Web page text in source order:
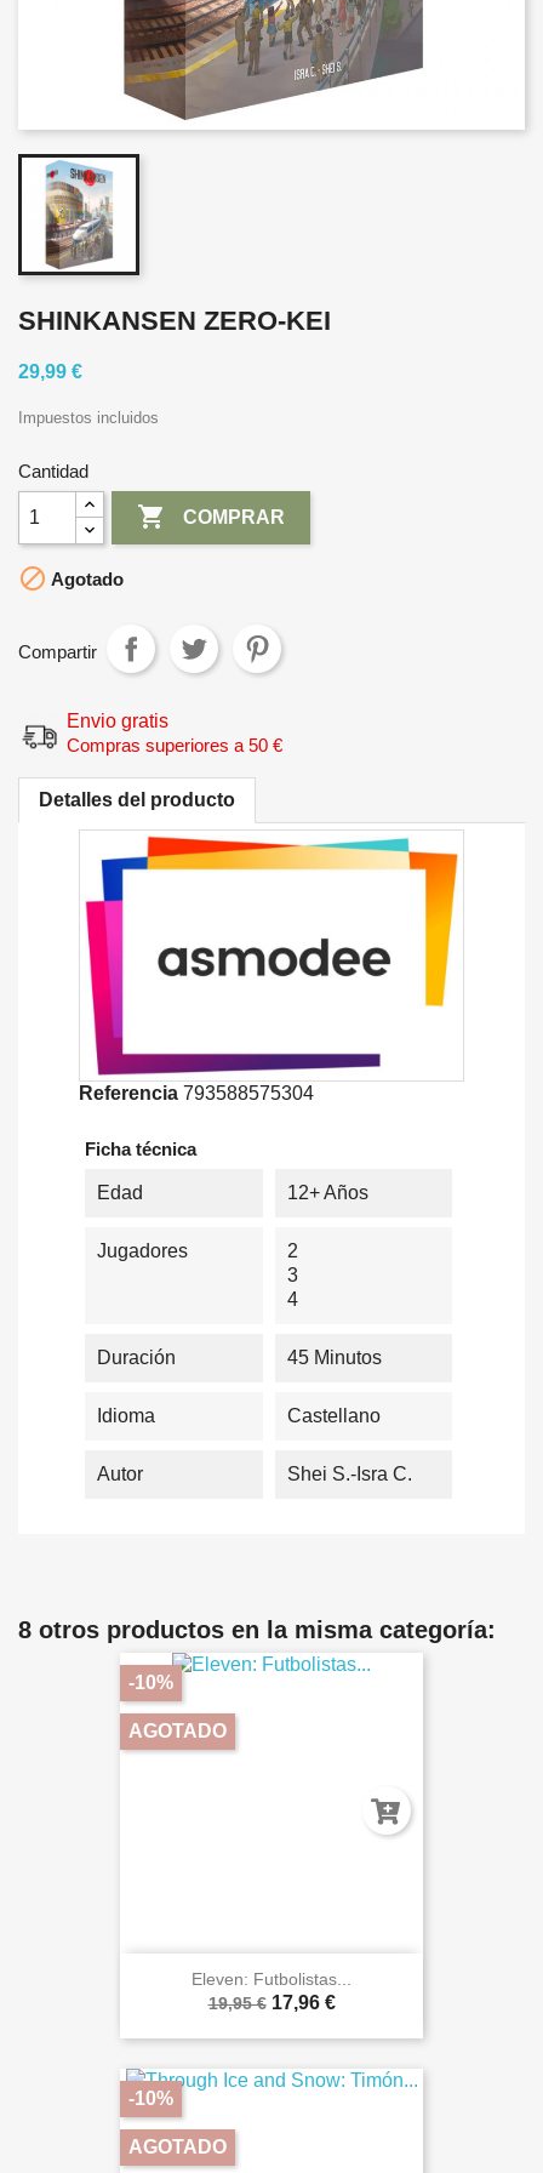
SHINKANSEN ZERO-KEI
29,99 €
Impuestos incluidos
Cantidad
 COMPRAR
 Agotado
Compartir
Envio gratis
Compras superiores a 50 €
Detalles del producto
Referencia 793588575304
Ficha técnica
Edad 12+ Años
Jugadores
2
3
4
Duración 45 Minutos
Idioma Castellano
Autor Shei S.-Isra C.
8 otros productos en la misma categoría:
Eleven: Futbolistas...
19,95 € 17,96 €
-10%
AGOTADO
-10%
AGOTADO